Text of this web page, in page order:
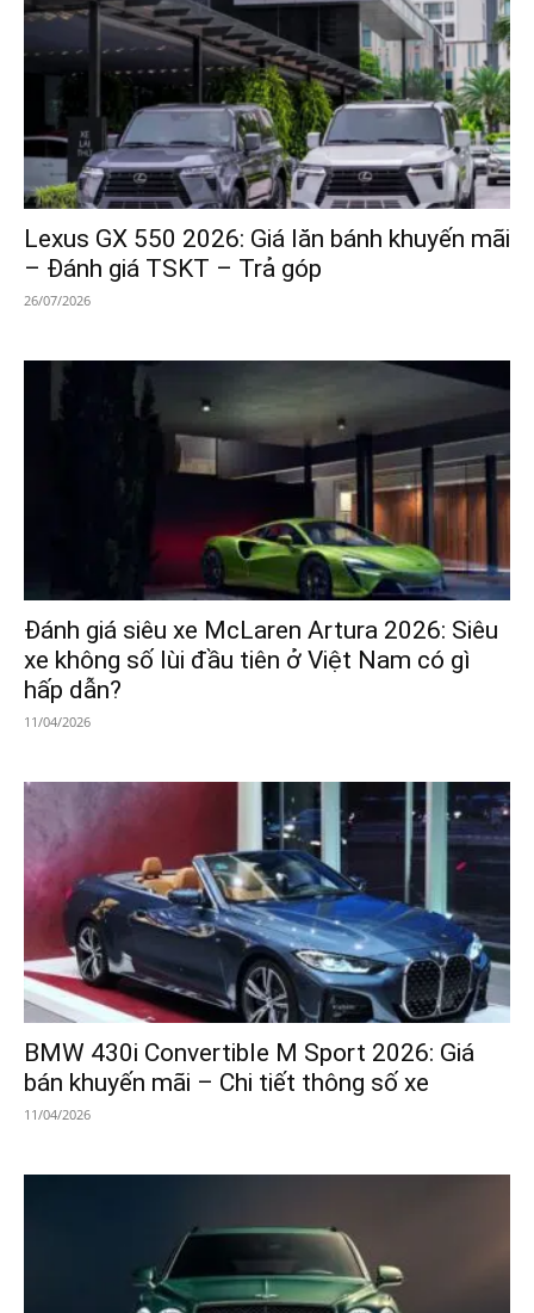
Lexus GX 550 2026: Giá lăn bánh khuyến mãi
– Đánh giá TSKT – Trả góp
26/07/2026
Đánh giá siêu xe McLaren Artura 2026: Siêu
xe không số lùi đầu tiên ở Việt Nam có gì
hấp dẫn?
11/04/2026
BMW 430i Convertible M Sport 2026: Giá
bán khuyến mãi – Chi tiết thông số xe
11/04/2026